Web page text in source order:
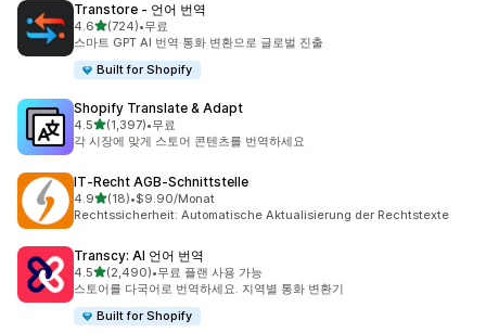
Transtore ‑ 언어 번역
4.6별 5개 중
(724)
총 리뷰 724개
•무료
스마트 GPT AI 번역·통화 변환으로 글로벌 진출
Built for Shopify
Shopify Translate & Adapt
4.5별 5개 중
(1,397)
총 리뷰 1397개
•무료
각 시장에 맞게 스토어 콘텐츠를 번역하세요
IT‑Recht AGB‑Schnittstelle
4.9별 5개 중
(18)
총 리뷰 18개
•$9.90/Monat
Rechtssicherheit: Automatische Aktualisierung der Rechtstexte
Transcy: AI 언어 번역
4.5별 5개 중
(2,490)
총 리뷰 2490개
•무료 플랜 사용 가능
스토어를 다국어로 번역하세요. 지역별 통화 변환기
Built for Shopify